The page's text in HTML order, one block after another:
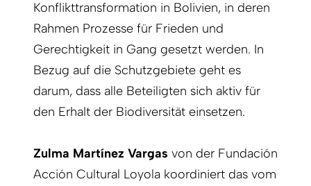
Konflikttransformation in Bolivien, in deren
Rahmen Prozesse für Frieden und
Gerechtigkeit in Gang gesetzt werden. In
Bezug auf die Schutzgebiete geht es
darum, dass alle Beteiligten sich aktiv für
den Erhalt der Biodiversität einsetzen.
Zulma Martínez Vargas von der Fundación
Acción Cultural Loyola koordiniert das vom